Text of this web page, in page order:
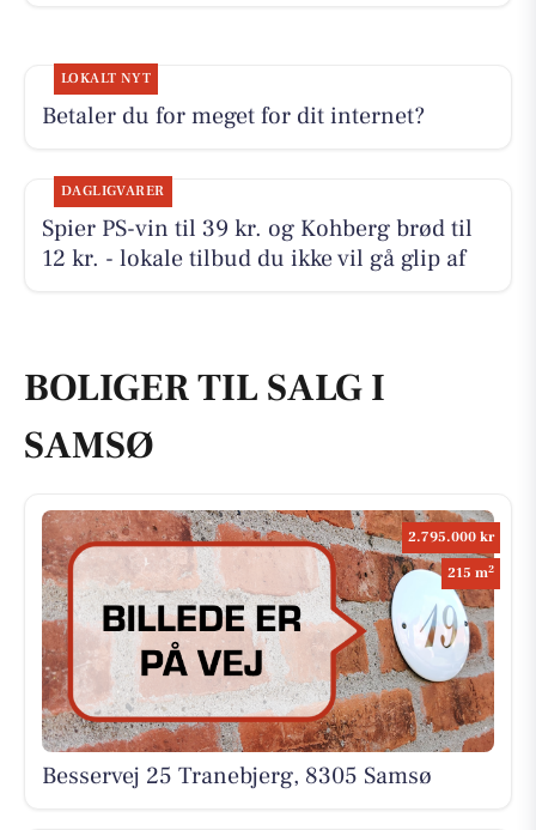
LOKALT NYT
Betaler du for meget for dit internet?
DAGLIGVARER
Spier PS-vin til 39 kr. og Kohberg brød til
12 kr. - lokale tilbud du ikke vil gå glip af
BOLIGER TIL SALG I
SAMSØ
2.795.000 kr
215 m2
Besservej 25 Tranebjerg, 8305 Samsø